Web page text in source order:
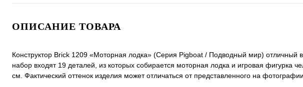
ОПИСАНИЕ ТОВАРА
Конструктор Brick 1209 «Моторная лодка» (Серия Pigboat / Подводный мир)
набор входят 19 деталей, из которых собирается моторная лодка и игровая фигурка
см. Фактический оттенок изделия может отличаться от представленного на